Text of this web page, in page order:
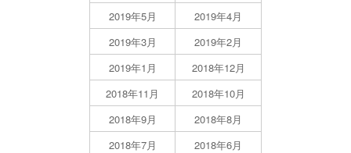
2019年5月
2019年4月
2019年3月
2019年2月
2019年1月
2018年12月
2018年11月
2018年10月
2018年9月
2018年8月
2018年7月
2018年6月